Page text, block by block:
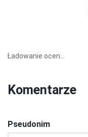
Ładowanie ocen...
Komentarze
Pseudonim